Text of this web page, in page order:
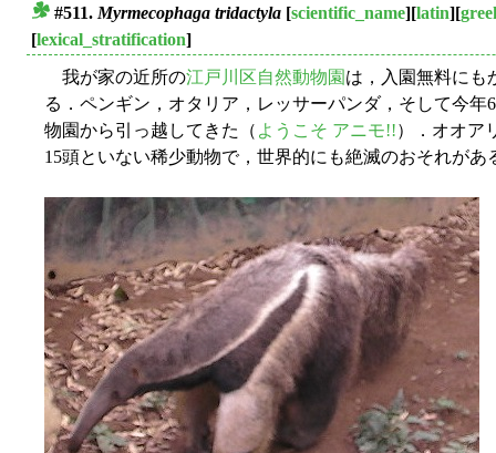
#511. Myrmecophaga tridactyla [scientific_name][latin][
[lexical_stratification]
我が家の近所の江戸川区自然動物園 は，入園無料にも
る．ペンギン，オタリア，レッサーパンダ，そして今
物園から引っ越してきた（ ようこそ アニモ!!）．オオア
15頭といない稀少動物で，世界的にも絶滅のおそれがあ